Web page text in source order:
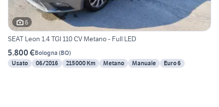
6
SEAT Leon 1.4 TGI 110 CV Metano - Full LED
5.800 €Bologna (BO)
Usato
06/2016 215000 Km Metano Manuale Euro 6